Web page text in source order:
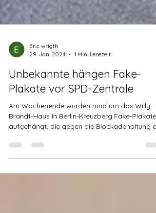
Eric wrigth
29. Jan. 2024
1 Min. Lesezeit
Unbekannte hängen Fake-
Plakate vor SPD-Zentrale
Am Wochenende wurden rund um das Willy-
SPD bei...